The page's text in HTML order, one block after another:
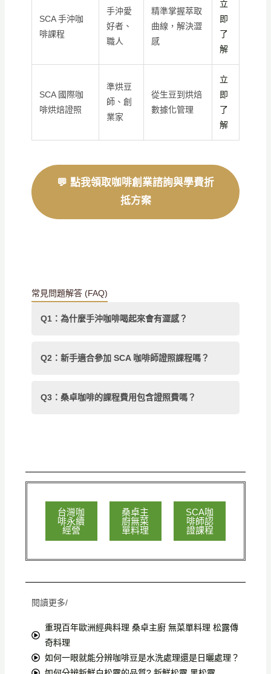
SCA 手沖咖
啡課程
手沖愛
好者、
職人
精準掌握萃取
曲線，解決澀
感
立
即
了
解
SCA 國際咖
啡烘焙證照
準烘豆
師、創
業家
從生豆到烘焙
數據化管理
立
即
了
解
💬 點我領取咖啡創業諮詢與學費折
抵方案
常見問題解答 (FAQ)
Q1：為什麼手沖咖啡喝起來會有澀感？
Q2：新手適合參加 SCA 咖啡師證照課程嗎？
Q3：桑卓咖啡的課程費用包含證照費嗎？
台灣咖
啡永續
經營
桑卓主
廚無菜
單料理
SCA咖
啡師認
證課程
閱讀更多/
重現百年歐洲經典料理 桑卓主廚 無菜單料理 松露傳
奇料理
如何一眼就能分辨咖啡豆是水洗處理還是日曬處理？